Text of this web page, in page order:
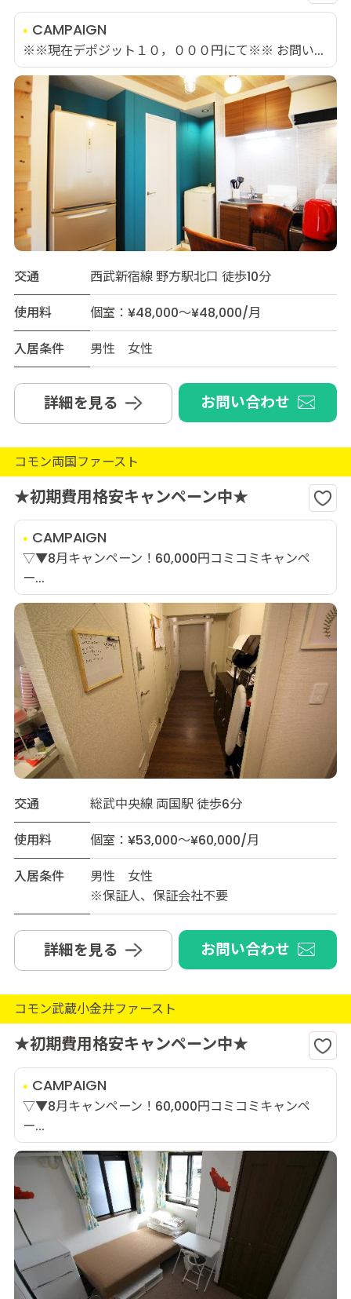
CAMPAIGN
※※現在デポジット１０，０００円にて※※ お問い...
交通
西武新宿線 野方駅北口 徒歩10分
使用料
個室：¥48,000～¥48,000/月
入居条件
男性 女性
詳細を見る お問い合わせ
コモン両国ファースト
★初期費用格安キャンペーン中★
CAMPAIGN
▽▼8月キャンペーン！60,000円コミコミキャンペ
ー...
交通
総武中央線 両国駅 徒歩6分
使用料
個室：¥53,000～¥60,000/月
入居条件
男性 女性
※保証人、保証会社不要
詳細を見る お問い合わせ
コモン武蔵小金井ファースト
★初期費用格安キャンペーン中★
CAMPAIGN
▽▼8月キャンペーン！60,000円コミコミキャンペ
ー...